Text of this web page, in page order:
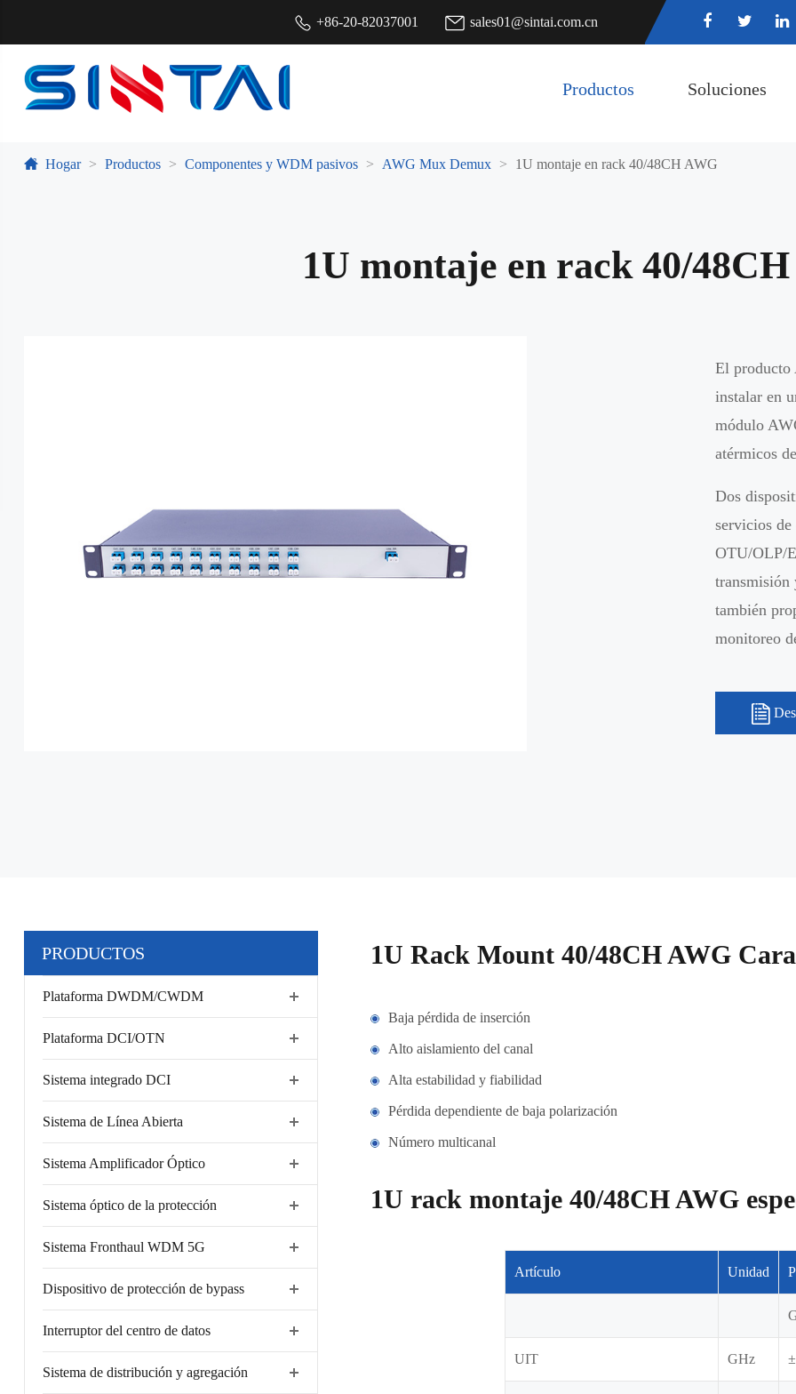
+86-20-82037001 sales01@sintai.com.cn
Productos Soluciones
Hogar Productos Componentes y WDM pasivos AWG Mux Demux 1U montaje en rack 40/48CH AWG
1U montaje en rack 40/
El producto
instalar en
módulo
atérmicos
Dos
servicios
OTU/OLP/
transmisión
también
monitoreo
PRODUCTOS
Plataforma DWDM/CWDM
Plataforma DCI/OTN
Sistema integrado DCI
Sistema de Línea Abierta
Sistema Amplificador Óptico
Sistema óptico de la protección
Sistema Fronthaul WDM 5G
Dispositivo de protección de bypass
Interruptor del centro de datos
Sistema de distribución y agregación
1U Rack Mount 40/48CH AWG
Baja pérdida de inserción
Alto aislamiento del canal
Alta estabilidad y fiabilidad
Pérdida dependiente de baja polarización
Número multicanal
1U rack montaje 40/48CH AWG
Artículo Unidad
UIT GHz